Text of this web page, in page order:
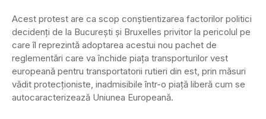
Acest protest are ca scop conștientizarea factorilor politici
decidenți de la București și Bruxelles privitor la pericolul pe
care îl reprezintă adoptarea acestui nou pachet de
reglementări care va închide piața transporturilor vest
europeană pentru transportatorii rutieri din est, prin măsuri
vădit protecționiste, inadmisibile într-o piață liberă cum se
autocaracterizează Uniunea Europeană.